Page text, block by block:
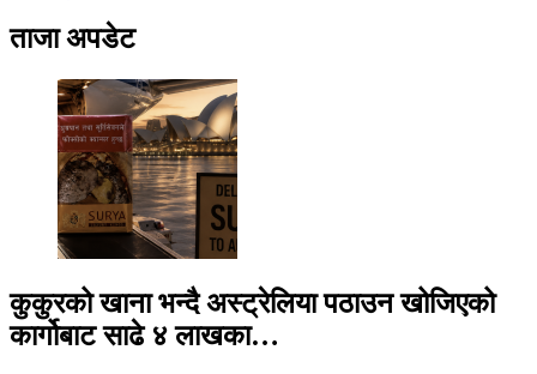
ताजा अपडेट
कुकुरको खाना भन्दै अस्ट्रेलिया पठाउन खोजिएको
कार्गोबाट साढे ४ लाखका…